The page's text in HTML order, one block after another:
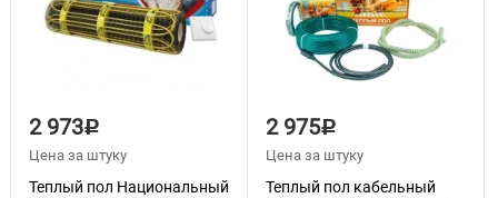
2 973Р
Цена за штуку
Теплый пол Национальный
2 975Р
Цена за штуку
Теплый пол кабельный